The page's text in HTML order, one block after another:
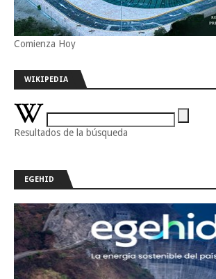
Comienza Hoy
WIKIPEDIA
Resultados de la búsqueda
EGEHID